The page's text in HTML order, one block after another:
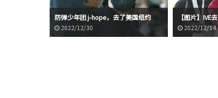
防弹少年团 j-hope，去了美国纽约
2022/12/30
【图片】
2022/12/14